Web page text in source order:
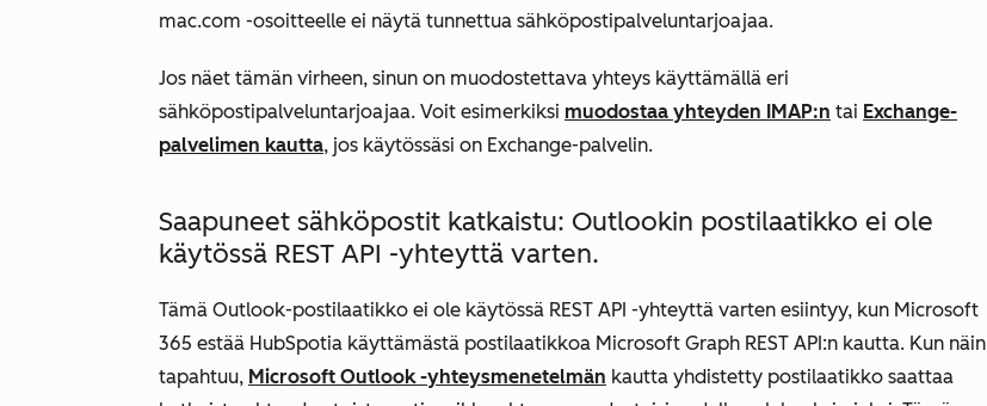
mac.com -osoitteelle ei näytä tunnettua sähköpostipalveluntarjoajaa.
Jos näet tämän virheen, sinun on muodostettava yhteys käyttämällä eri
sähköpostipalveluntarjoajaa. Voit esimerkiksi muodostaa yhteyden IMAP:n tai Exchange-
palvelimen kautta, jos käytössäsi on Exchange-palvelin.
Saapuneet sähköpostit katkaistu: Outlookin postilaatikko ei ole
käytössä REST API -yhteyttä varten.
Tämä Outlook-postilaatikko ei ole käytössä REST API -yhteyttä varten esiintyy, kun Microsoft
365 estää HubSpotia käyttämästä postilaatikkoa Microsoft Graph REST API:n kautta. Kun näin
tapahtuu, Microsoft Outlook -yhteysmenetelmän kautta yhdistetty postilaatikko saattaa